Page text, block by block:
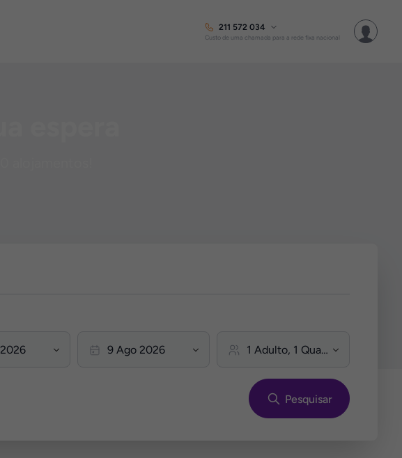
211 572 034
Custo de uma chamada para a rede fixa nacional
Pesquisar